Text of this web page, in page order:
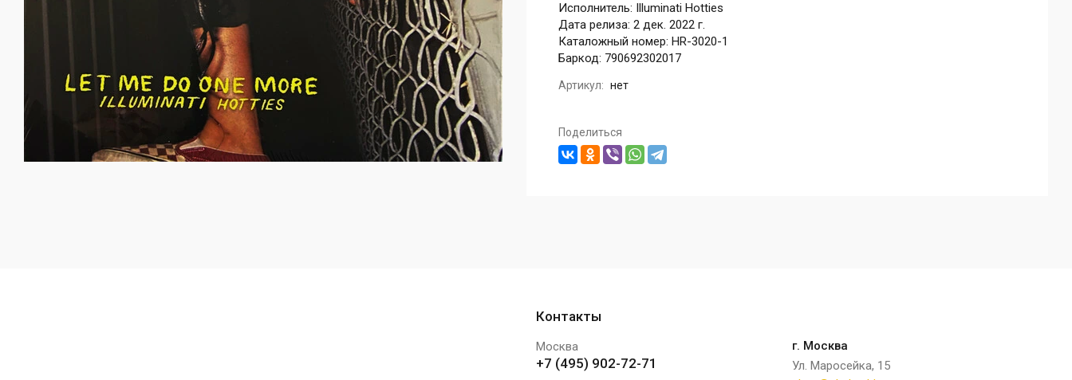
Исполнитель: Illuminati Hotties
Дата релиза: 2 дек. 2022 г.
Каталожный номер: HR-3020-1
Баркод: 790692302017
Артикул: нет
Поделиться
Контакты
Москва
+7 (495) 902-72-71
г. Москва
Ул. Маросейка, 15